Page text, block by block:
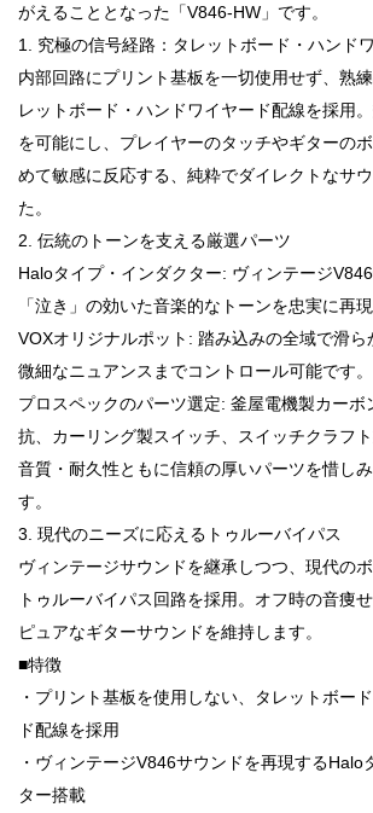
がえることとなった「V846-HW」です。
1. 究極の信号経路：タレットボード・ハンド
内部回路にプリント基板を一切使用せず、熟
レットボード・ハンドワイヤード配線を採用
を可能にし、プレイヤーのタッチやギターの
めて敏感に反応する、純粋でダイレクトなサ
た。
2. 伝統のトーンを支える厳選パーツ
Haloタイプ・インダクター: ヴィンテージ
「泣き」の効いた音楽的なトーンを忠実に再現
VOXオリジナルポット: 踏み込みの全域で滑ら
微細なニュアンスまでコントロール可能です。
プロスペックのパーツ選定: 釜屋電機製カーボ
抗、カーリング製スイッチ、スイッチクラフト
音質・耐久性ともに信頼の厚いパーツを惜し
す。
3. 現代のニーズに応えるトゥルーバイパス
ヴィンテージサウンドを継承しつつ、現代の
トゥルーバイパス回路を採用。オフ時の音痩
ピュアなギターサウンドを維持します。
■特徴
・プリント基板を使用しない、タレットボー
ド配線を採用
・ヴィンテージV846サウンドを再現するHalo
ター搭載